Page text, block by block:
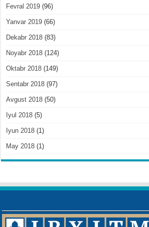
Fevral 2019 (96)
Yanvar 2019 (66)
Dekabr 2018 (83)
Noyabr 2018 (124)
Oktabr 2018 (149)
Sentabr 2018 (97)
Avgust 2018 (50)
Iyul 2018 (5)
Iyun 2018 (1)
May 2018 (1)